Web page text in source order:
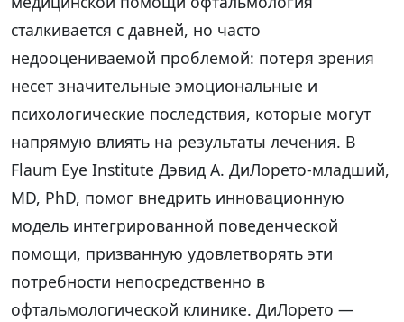
сталкивается с давней, но часто
недооцениваемой проблемой: потеря зрения
несет значительные эмоциональные и
психологические последствия, которые могут
напрямую влиять на результаты лечения. В
Flaum Eye Institute Дэвид А. ДиЛорето-младший,
MD, PhD, помог внедрить инновационную
модель интегрированной поведенческой
помощи, призванную удовлетворять эти
потребности непосредственно в
офтальмологической клинике. ДиЛорето —